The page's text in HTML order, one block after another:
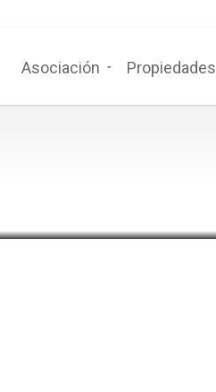
Asociación Propiedades